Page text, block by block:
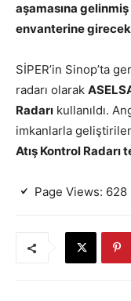
aşamasına
envanterine
SİPER’in Sinop’ta
radarı olarak
Radarı kullanıldı.
imkanlarla
Atış Kontrol Radarı
Page Views: 628